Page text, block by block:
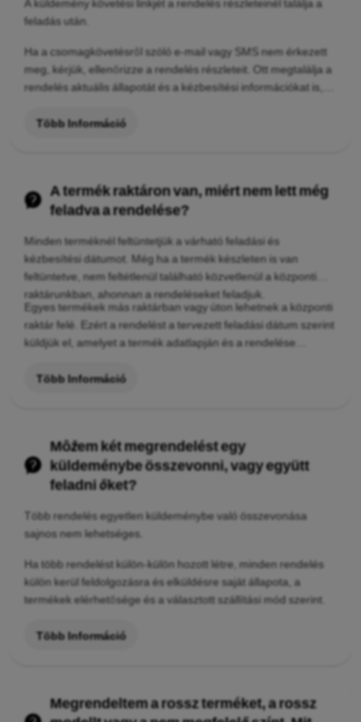
feladás után.
Ha a csomagkövetésről szóló e-mail vagy SMS nem érkezett
meg, kérjük, ellenőrizze a rendelés részleteit. Ott megtalálja a
rendelés aktuális állapotát és a kézbesítési információkat is,
Több Információ
A termék raktáron van, miért nem lett még
feladva a rendelése?
Minden terméknél feltüntetjük a várható feladási és
kézbesítési dátumot. Még ha a termék készleten is van
feltüntetve, nem feltétlenül található közvetlenül a központi
raktárunkban, ahonnan a rendeléseket feladjuk.
Egyes termékek más raktárban vagy úton lehetnek a központi
raktár felé. Ezért a rendelést a tervezett feladási dátum szerint
küldjük el, amelyet a termék adatlapján és a rendelése
Több Információ
Môžem két megrendelést egy
küldeménybe összevonni, vagy együtt
feladni őket?
Több rendelés egyetlen küldeménybe való összevonása
sajnos nem lehetséges.
Ha több rendelést külön-külön hozott létre, minden rendelés
külön kerül feldolgozásra és elküldésre saját állapota, a
termékek elérhetősége és a választott szállítási mód szerint.
Több Információ
Megrendeltem a rossz terméket, a rossz